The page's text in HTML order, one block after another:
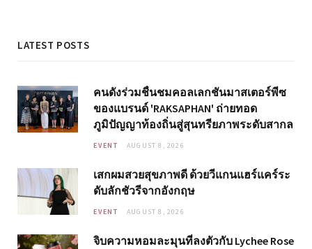
LATEST POSTS
คนดังร่วมชื่นชมคอลเลกชันมาสเตอร์พีซ
ของแบรนด์ 'RAKSAPHAN' ถ่ายทอด
ภูมิปัญญาท้องถิ่นสู่สุนทรียภาพระดับสากล
EVENT AUGUST 8, 2026
เสกผมสวยสุขภาพดี ด้วยวีแกนแฮร์แคร์ระ
ดับลักชัวรีจากอังกฤษ
EVENT AUGUST 8, 2026
จิบความหอมละมุนที่ลงตัวกับ Lychee Rose